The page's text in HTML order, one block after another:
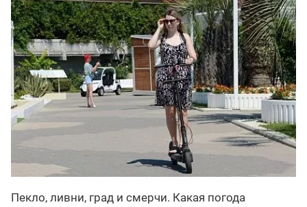
Пекло, ливни, град и смерчи. Какая погода